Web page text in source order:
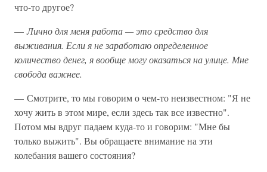
что-то другое?
—Лично для меня работа — это средство для
выживания. Если я не заработаю определенное
количество денег, я вообще могу оказаться на улице. Мне
свобода важнее.
— Смотрите, то мы говорим о чем-то неизвестном: "Я не
хочу жить в этом мире, если здесь так все известно".
Потом мы вдруг падаем куда-то и говорим: "Мне бы
только выжить". Вы обращаете внимание на эти
колебания вашего состояния?